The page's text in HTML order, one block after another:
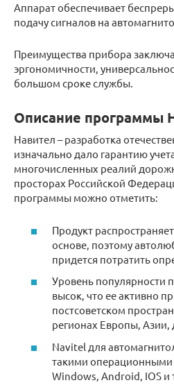
Аппарат обеспечивает
подачу сигналов на
Преимущества прибора
эргономичности,
большом сроке службы.
Описание программы
Навител – разработка
изначально дало гарантию
многочисленных реалий
просторах Российской
программы можно отметить:
Продукт
основе, поэтому
придется потратить
Уровень популярности
высок, что ее активно
постсоветском
регионах Европы,
Navitel для
такими операционными
Windows, Android, IOS и